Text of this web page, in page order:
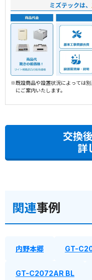
ミズテックは、
※既設商品や設置状況によっては
にご案内いたします。
交換
詳
関連事例
内野本郷 GT-
GT-C2072AR BL